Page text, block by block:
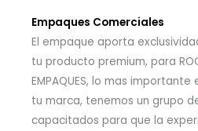
Empaques Comerciales
El empaque aporta
tu producto premium, para
EMPAQUES, lo mas importante
tu marca, tenemos un grupo
capacitados para que la